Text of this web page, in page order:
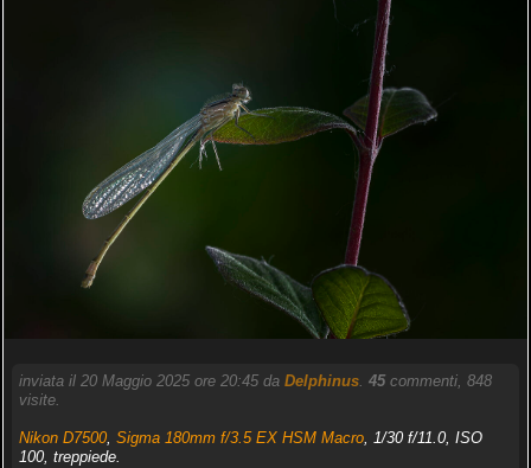
inviata il 20 Maggio 2025 ore 20:45 da Delphinus. 45commenti, 848
visite.
Nikon D7500, Sigma 180mm f/3.5 EX HSM Macro, 1/30 f/11.0, ISO
100, treppiede.